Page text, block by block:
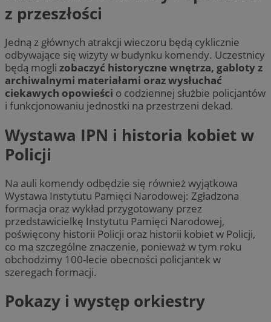
z przeszłości
Jedną z głównych atrakcji wieczoru będą cyklicznie
odbywające się wizyty w budynku komendy. Uczestnicy
będą mogli zobaczyć historyczne wnętrza, gabloty z
archiwalnymi materiałami oraz wysłuchać
ciekawych opowieści o codziennej służbie policjantów
i funkcjonowaniu jednostki na przestrzeni dekad.
Wystawa IPN i historia kobiet w
Policji
Na auli komendy odbędzie się również wyjątkowa
Wystawa Instytutu Pamięci Narodowej: Zgładzona
formacja oraz wykład przygotowany przez
przedstawicielkę Instytutu Pamięci Narodowej,
poświęcony historii Policji oraz historii kobiet w Policji,
co ma szczególne znaczenie, ponieważ w tym roku
obchodzimy 100-lecie obecności policjantek w
szeregach formacji.
Pokazy i występ orkiestry